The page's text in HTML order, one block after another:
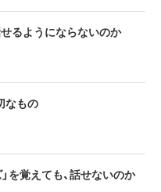
るようにならないのか
なもの
を覚えても、話せないのか